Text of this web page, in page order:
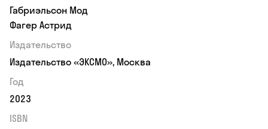
Габриэльсон Мод
Фагер Астрид
Издательство
Издательство «ЭКСМО», Москва
Год
2023
ISBN